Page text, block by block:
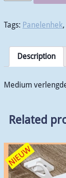
Tags: Panelenhek,
Description
Medium
Related